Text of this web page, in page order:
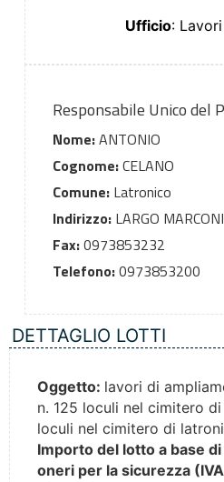
Ufficio:
Responsabile Unico del
Nome:ANTONIO
Cognome:CELANO
Comune:Latronico
Indirizzo:LARGO MARCONI
Fax:0973853232
Telefono:0973853200
DETTAGLIO LOTTI
Oggetto: lavori di
n. 125 loculi nel cimitero
loculi nel cimitero di
Importo del lotto a base
oneri per la sicurezza